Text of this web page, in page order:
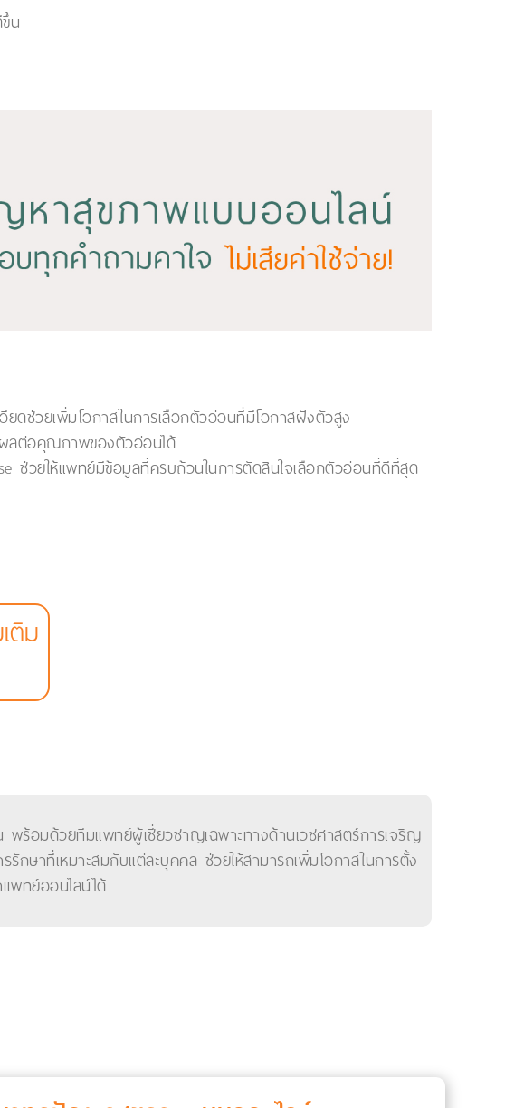
น
ดช่วยเพิ่มโอกาสในการเลือกตัวอ่อนที่มีโอกาสฝังตัวสูง
ลต่อคุณภาพของตัวอ่อนได้
ช่วยให้แพทย์มีข้อมูลที่ครบถ้วนในการตัดสินใจเลือกตัวอ่อนที่ดีที่สุด
ติม
อมด้วยทีมแพทย์ผู้เชี่ยวชาญเฉพาะทางด้านเวชศาสตร์การเจริญ
าที่เหมาะสมกับแต่ละบุคคล ช่วยให้สามารถเพิ่มโอกาสในการตั้ง
พทย์ออนไลน์ได้